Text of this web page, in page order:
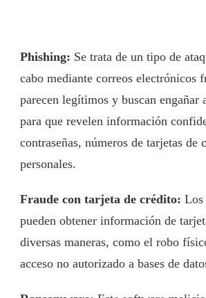
Phishing: Se trata de un tipo de
cabo mediante correos electrónicos
parecen legítimos y buscan engañar
para que revelen información
contraseñas, números de tarjetas de
personales.
Fraude con tarjeta de crédito: Los
pueden obtener información de
diversas maneras, como el robo
acceso no autorizado a bases de